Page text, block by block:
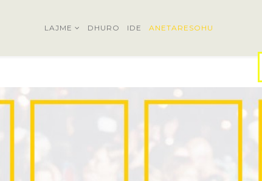
LAJME DHURO IDE ANETARESOHU